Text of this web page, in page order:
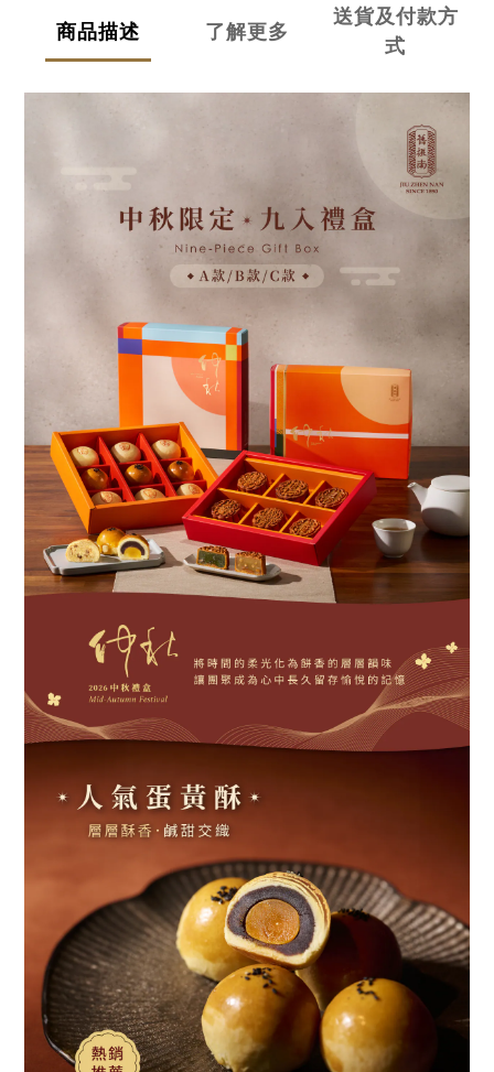
商品描述 了解更多
送貨及付款方
式